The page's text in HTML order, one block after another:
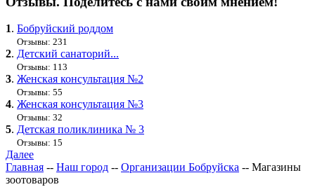
1. Бобруйский роддом
Отзывы: 231
2. Детский санаторий...
Отзывы: 113
3. Женская консультация №2
Отзывы: 55
4. Женская консультация №3
Отзывы: 32
5. Детская поликлиника № 3
Отзывы: 15
Далее
Главная -- Наш город -- Организации Бобруйска -- Магазины
зоотоваров